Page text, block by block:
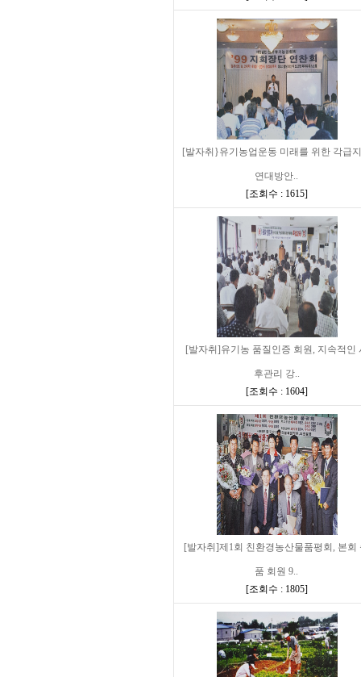
[발자취}유기농업운동 미래를 위한 각급
연대방안..
[조회수 : 1615]
[발자취]유기농 품질인증 회원, 지속적인
후관리 강..
[조회수 : 1604]
[발자취]제1회 친환경농산물품평회, 본회
품 회원 9..
[조회수 : 1805]